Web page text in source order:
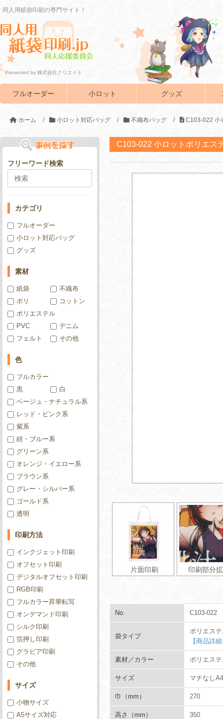
同人用紙袋印刷の専門サイト！
Presented by 株式会社クリエイト
フルオーダー 小ロット グッズ
ホーム / 小ロット対応バッグ / 不織布バッグ / C103-022 小
C103-022 小ロットポリエス
片面印刷 印刷部分
No. C103-022
袋タイプ
ポリエス
【商品詳
素材／カラー ポリエス
サイズ マチなし
巾（mm） 270
高さ（mm） 350
フリーワード検索
カテゴリ
フルオーダー
小ロット対応バッグ
グッズ
素材
紙袋
不織布
ポリ
コットン
ポリエステル
PVC
デニム
フェルト
その他
色
フルカラー
黒
白
ベージュ・ナチュラル系
レッド・ピンク系
紫系
紺・ブルー系
グリーン系
オレンジ・イエロー系
ブラウン系
グレー・シルバー系
ゴールド系
透明
印刷方法
インクジェット印刷
オフセット印刷
デジタルオフセット印刷
RGB印刷
フルカラー昇華転写
オンデマンド印刷
シルク印刷
箔押し印刷
グラビア印刷
その他
サイズ
小物サイズ
A5サイズ対応